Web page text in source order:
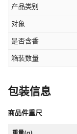
产品类别
对象
是否含香
箱装数量
包装信息
商品件重尺